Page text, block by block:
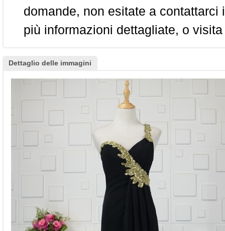
domande, non esitate a
più informazioni dettagliate, o
Dettaglio delle immagini